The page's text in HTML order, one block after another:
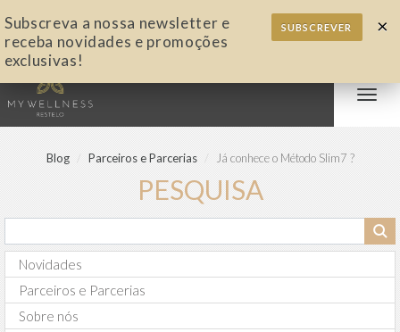
×
Subscreva a nossa newsletter e
receba novidades e promoções
exclusivas!
SUBSCREVER
Blog Parceiros e Parcerias Já conhece o Método Slim7 ?
PESQUISA
Novidades
Parceiros e Parcerias
Sobre nós